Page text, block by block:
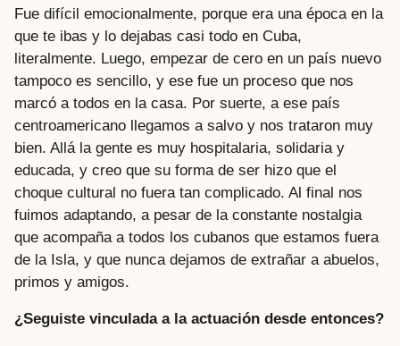
Fue difícil emocionalmente, porque era una época en la
que te ibas y lo dejabas casi todo en Cuba,
literalmente. Luego, empezar de cero en un país nuevo
tampoco es sencillo, y ese fue un proceso que nos
marcó a todos en la casa. Por suerte, a ese país
centroamericano llegamos a salvo y nos trataron muy
bien. Allá la gente es muy hospitalaria, solidaria y
educada, y creo que su forma de ser hizo que el
choque cultural no fuera tan complicado. Al final nos
fuimos adaptando, a pesar de la constante nostalgia
que acompaña a todos los cubanos que estamos fuera
de la Isla, y que nunca dejamos de extrañar a abuelos,
primos y amigos.
¿Seguiste vinculada a la actuación desde entonces?